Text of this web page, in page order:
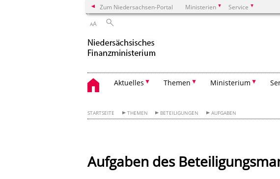
Zum Niedersachsen-Portal Ministerien Service
AA
Aktuelles Themen Ministerium
STARTSEITE THEMEN BETEILIGUNGEN AUFGABEN
Aufgaben des